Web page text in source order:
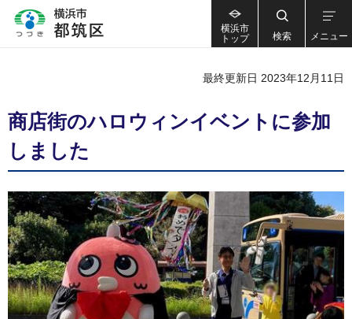
横浜市
トップ
検索 メニュー
最終更新日 2023年12月11日
商店街のハロウィンイベントに参加
しました